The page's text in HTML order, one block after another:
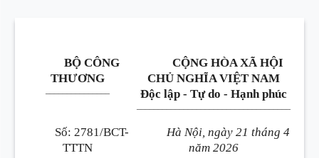
BỘ CÔNG
THƯƠNG
CỘNG HÒA XÃ HỘI
CHỦ NGHĨA VIỆT NAM
Độc lập - Tự do - Hạnh phúc
Số: 2781/BCT-
TTTN
Hà Nội, ngày 21 tháng 4
năm 2026